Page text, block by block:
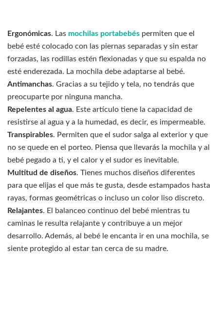
Ergonómicas. Las mochilas portabebés permiten que el
bebé esté colocado con las piernas separadas y sin estar
forzadas, las rodillas estén flexionadas y que su espalda no
esté enderezada. La mochila debe adaptarse al bebé.
Antimanchas. Gracias a su tejido y tela, no tendrás que
preocuparte por ninguna mancha.
Repelentes al agua. Este artículo tiene la capacidad de
resistirse al agua y a la humedad, es decir, es impermeable.
Transpirables. Permiten que el sudor salga al exterior y que
no se quede en el porteo. Piensa que llevarás la mochila y al
bebé pegado a ti, y el calor y el sudor es inevitable.
Multitud de diseños. Tienes muchos diseños diferentes
para que elijas el que más te gusta, desde estampados hasta
rayas, formas geométricas o incluso un color liso discreto.
Relajantes. El balanceo continuo del bebé mientras tu
caminas le resulta relajante y contribuye a un mejor
desarrollo. Además, al bebé le encanta ir en una mochila, se
siente protegido al estar tan cerca de su madre.